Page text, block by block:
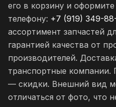
его в корзину и
телефону: +7 (919) 349-
ассортимент запчастей
гарантией качества от
производителей.
транспортные компании.
— скидки. Внешний вид
отличаться от фото, что